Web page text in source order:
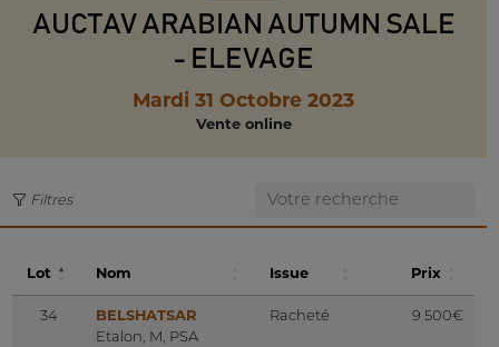
AUCTAV ARABIAN AUTUMN SALE
- ELEVAGE
Mardi 31 Octobre 2023
Vente online
Filtres
Lot Nom Issue Prix
34
BELSHATSAR
Etalon, M, PSA
Racheté 9 500€